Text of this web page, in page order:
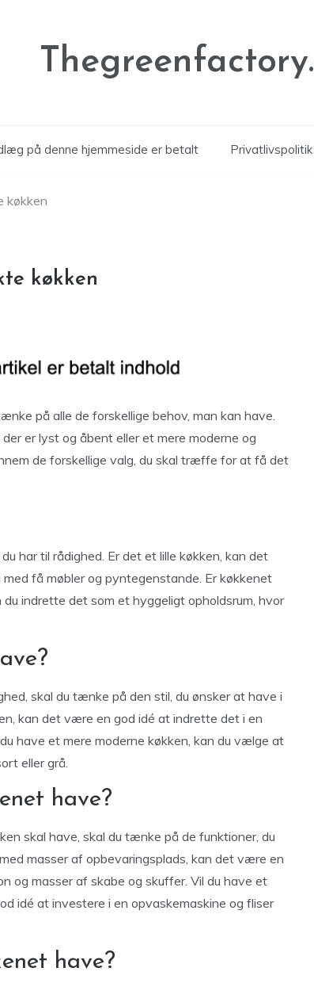
på denne hjemmeside er betalt Privatlivspolitik
køkken
køkken
på alle de forskellige behov, man kan have.
er lyst og åbent eller et mere moderne og
de forskellige valg, du skal træffe for at få det
har til rådighed. Er det et lille køkken, kan det
få møbler og pyntegenstande. Er køkkenet
indrette det som et hyggeligt opholdsrum, hvor
skal du tænke på den stil, du ønsker at have i
kan det være en god idé at indrette det i en
have et mere moderne køkken, kan du vælge at
eller grå.
have?
skal have, skal du tænke på de funktioner, du
masser af opbevaringsplads, kan det være en
og masser af skabe og skuffer. Vil du have et
idé at investere i en opvaskemaskine og fliser
have?